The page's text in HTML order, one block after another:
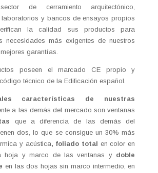
de cerramiento arquitectónico,
y bancos de ensayos propios
la calidad sus productos para
necesidades más exigentes de nuestros
garantías.
poseen el marcado CE propio y
técnico de la Edificación español.
características de nuestras
a las demás del mercado son ventanas
que a diferencia de las demás del
dos, lo que se consigue un 30% más
y acústica, foliado total en color en
hoja y marco de las ventanas y doble
en las dos hojas sin marco intermedio, en